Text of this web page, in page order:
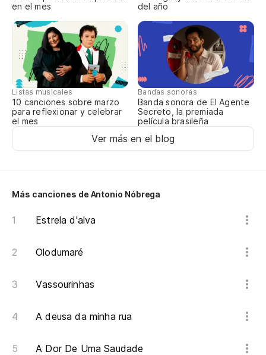
en el mes
del año
Listas musicales
10 canciones sobre marzo
para reflexionar y celebrar
el mes
Bandas sonoras
Banda sonora de El Agente
Secreto, la premiada
película brasileña
Ver más en el blog
Más canciones de Antonio Nóbrega
Estrela d'alva
Olodumaré
Vassourinhas
A deusa da minha rua
A Dor De Uma Saudade